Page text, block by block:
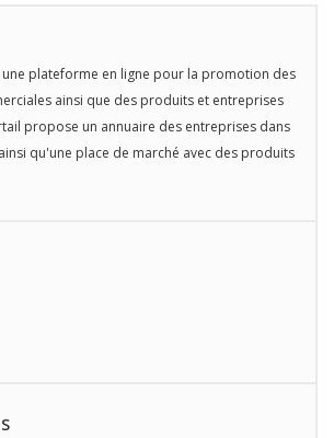
une plateforme en ligne pour la promotion des
ainsi que des produits et entreprises
propose un annuaire des entreprises dans
qu'une place de marché avec des produits